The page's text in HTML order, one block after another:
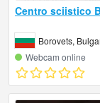
Centro sciistico
Borovets,
Webcam online